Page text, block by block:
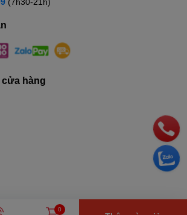
cửa hàng
Siêu thị điện máy TRUNG THẢO
0